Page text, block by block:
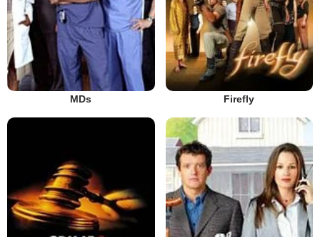
MDs Firefly